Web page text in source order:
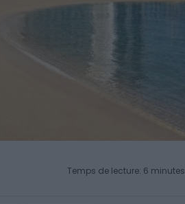
Temps de lecture: 6 minutes